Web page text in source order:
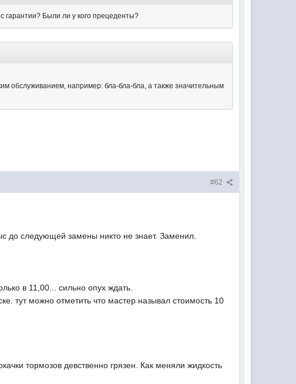
гарантии? Были ли у кого прецеденты?
обслуживанием, например: бла-бла-бла, а также значительным
#62
до следующей замены никто не знает. Заменил.
в 11,00... сильно опух ждать.
тут можно отметить что мастер называл стоимость 10
тормозов девственно грязен. Как меняли жидкость